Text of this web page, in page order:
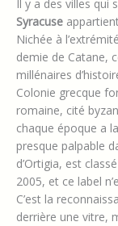
Il y a des villes qui
Syracuse
Nichée à
demie de Catane,
millénaires
Colonie grecque
romaine, cité
chaque époque a
presque palpable
d’Ortigia, est
2005, et ce label
C’est la
derrière une vitre,